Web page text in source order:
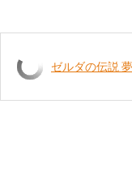
ゼルダの伝説